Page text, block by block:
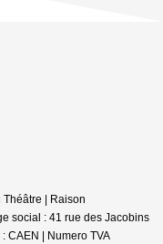
| Raison
social : 41 rue des Jacobins
CAEN | Numero TVA